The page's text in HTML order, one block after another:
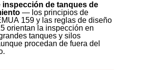
inspección de tanques de
— los principios de
159 y las reglas de diseño
orientan la inspección en
tanques y silos
procedan de fuera del